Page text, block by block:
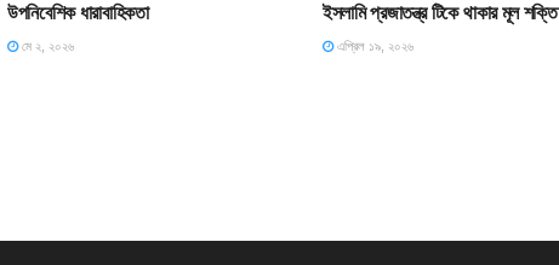
উপনিবেশিক ধারাবাহিকতা
মে ২, ২০২৬
ইসলামি প্রজাতন্ত্র টিকে থাকার মূল শক্তি
এপ্রিল ১৯, ২০২৬